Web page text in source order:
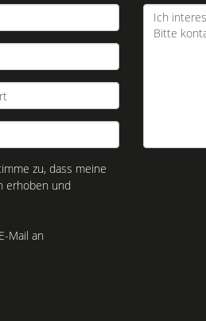
zu, dass meine
erhoben und
Mail an